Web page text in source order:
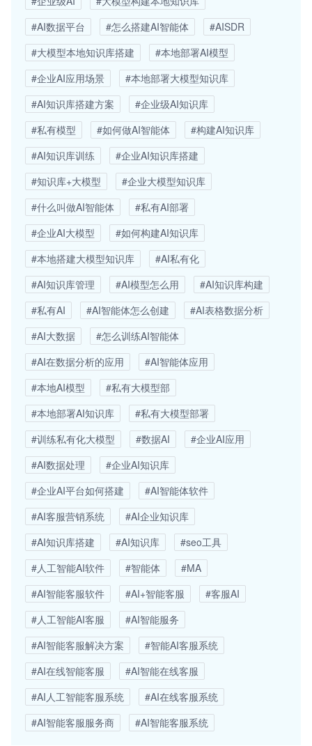
#AI数据平台
#怎么搭建AI智能体
#AISDR
#大模型本地知识库搭建
#本地部署AI模型
#企业AI应用场景
#本地部署大模型知识库
#AI知识库搭建方案
#企业级AI知识库
#私有模型
#如何做AI智能体
#构建AI知识库
#AI知识库训练
#企业AI知识库搭建
#知识库+大模型
#企业大模型知识库
#什么叫做AI智能体
#私有AI部署
#企业AI大模型
#如何构建AI知识库
#本地搭建大模型知识库
#AI私有化
#AI知识库管理
#AI模型怎么用
#AI知识库构建
#私有AI
#AI智能体怎么创建
#AI表格数据分析
#AI大数据
#怎么训练AI智能体
#AI在数据分析的应用
#AI智能体应用
#本地AI模型
#私有大模型部
#本地部署AI知识库
#私有大模型部署
#训练私有化大模型
#数据AI
#企业AI应用
#AI数据处理
#企业AI知识库
#企业AI平台如何搭建
#AI智能体软件
#AI客服营销系统
#AI企业知识库
#AI知识库搭建
#AI知识库
#seo工具
#人工智能AI软件
#智能体
#MA
#AI智能客服软件
#AI+智能客服
#客服AI
#人工智能AI客服
#AI智能服务
#AI智能客服解决方案
#智能AI客服系统
#AI在线智能客服
#AI智能在线客服
#AI人工智能客服系统
#AI在线客服系统
#AI智能客服服务商
#AI智能客服系统